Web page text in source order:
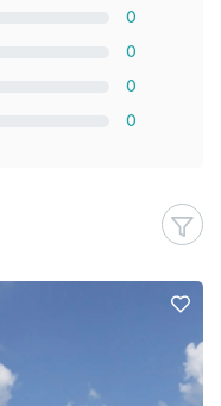
0
0
0
0